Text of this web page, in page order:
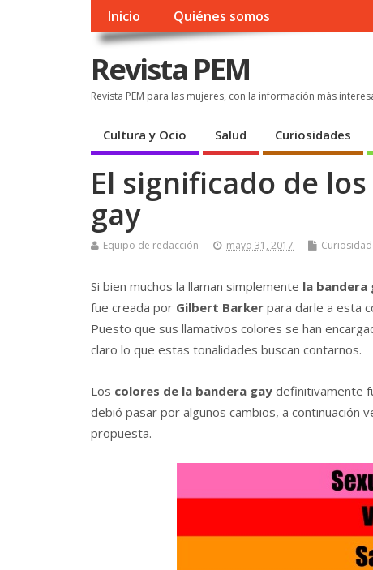
Inicio Quiénes somos
Revista PEM
Revista PEM para las mujeres, con la información más
Cultura y Ocio Salud Curiosidades
El significado de
gay
Equipo de redacción mayo 31, 2017
Si bien muchos la llaman simplemente la bandera
fue creada por Gilbert Barker para darle a esta
Puesto que sus llamativos colores se han
claro lo que estas tonalidades buscan contarnos.
Los colores de la bandera gay definitivamente
debió pasar por algunos cambios, a continuación
propuesta.